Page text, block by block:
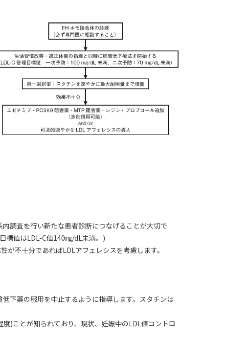
調査を行い新たな患者診断につなげることが大切で
標値はLDL-C値140㎎/dL未満。)
不十分であればLDLアフェレシスを考慮します。
下薬の服用を中止するように指導します。スタチンは
)ことが知られており、現状、妊娠中のLDL値コントロ